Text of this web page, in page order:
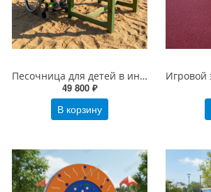
Песочница для детей в инвалидных колясках
49 800 ₽
В корзину